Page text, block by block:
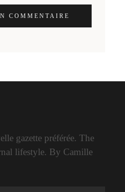
COMMENTAIRE
gazette préférée. The
lifestyle. By Camille